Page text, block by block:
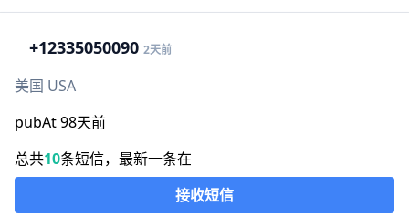
+12335050090 2天前
美国 USA
pubAt 98天前
总共10条短信，最新一条在
接收短信